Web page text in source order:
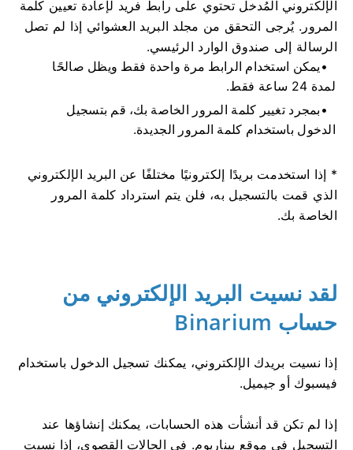
الإلكتروني المُدخل تحتوي على رابط فريد لإعادة تعيين كلمة
المرور. يُرجى التحقق من مجلد البريد العشوائي إذا لم تصل
الرسالة إلى صندوق الوارد الرئيسي.
يمكن استخدام الرابط مرة واحدة فقط ويظل صالحًا
لمدة 24 ساعة فقط.
بمجرد تغيير كلمة المرور الخاصة بك، قم بتسجيل
الدخول باستخدام كلمة المرور الجديدة.
* إذا استخدمت بريدًا إلكترونيًا مختلفًا عن البريد الإلكتروني
الذي قمت بالتسجيل به، فلن يتم استرداد كلمة المرور
الخاصة بك.
لقد نسيت البريد الإلكتروني من
حساب Binarium
إذا نسيت بريدك الإلكتروني، يمكنك تسجيل الدخول باستخدام
فيسبوك أو جيميل.
إذا لم تكن قد أنشأت هذه الحسابات، يمكنك إنشاؤها عند
التسجيل في موقع بيناريوم. في الحالات القصوى، إذا نسيت